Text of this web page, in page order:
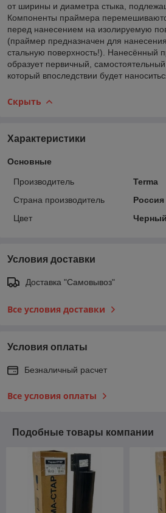
от ширины и диаметра стыка,
Компоненты праймера
перед нанесением на изолируемую
(праймер предназначен для
стальную поверхность!). Нанесённый
образует первичный,
который впоследствии будет
Скрыть
Характеристики
Основные
Производитель
Terma
Страна производитель
Россия
Цвет
Черный
Условия доставки
Доставка "Самовывоз"
Все условия доставки
Условия оплаты
Безналичный расчет
Все условия оплаты
Подобные товары компании